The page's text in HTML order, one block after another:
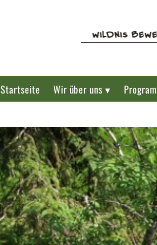
Startseite Wir über uns ▾